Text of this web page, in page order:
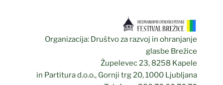
Organizacija: Društvo za razvoj in ohranjanje
glasbe Brežice
Župelevec 23, 8258 Kapele
in Partitura d.o.o., Gornji trg 20, 1000 Ljubljana